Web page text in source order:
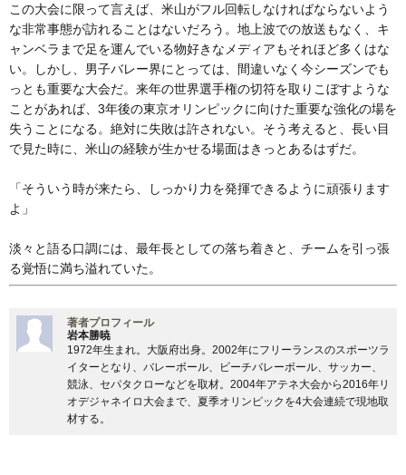
この大会に限って言えば、米山がフル回転しなければならないよう
な非常事態が訪れることはないだろう。地上波での放送もなく、キ
ャンベラまで足を運んでいる物好きなメディアもそれほど多くはな
い。しかし、男子バレー界にとっては、間違いなく今シーズンでも
っとも重要な大会だ。来年の世界選手権の切符を取りこぼすような
ことがあれば、3年後の東京オリンピックに向けた重要な強化の場を
失うことになる。絶対に失敗は許されない。そう考えると、長い目
で見た時に、米山の経験が生かせる場面はきっとあるはずだ。
「そういう時が来たら、しっかり力を発揮できるように頑張ります
よ」
淡々と語る口調には、最年長としての落ち着きと、チームを引っ張
る覚悟に満ち溢れていた。
著者プロフィール
岩本勝暁
1972年生まれ。大阪府出身。2002年にフリーランスのスポーツラ
イターとなり、バレーボール、ビーチバレーボール、サッカー、
競泳、セパタクローなどを取材。2004年アテネ大会から2016年リ
オデジャネイロ大会まで、夏季オリンピックを4大会連続で現地取
材する。